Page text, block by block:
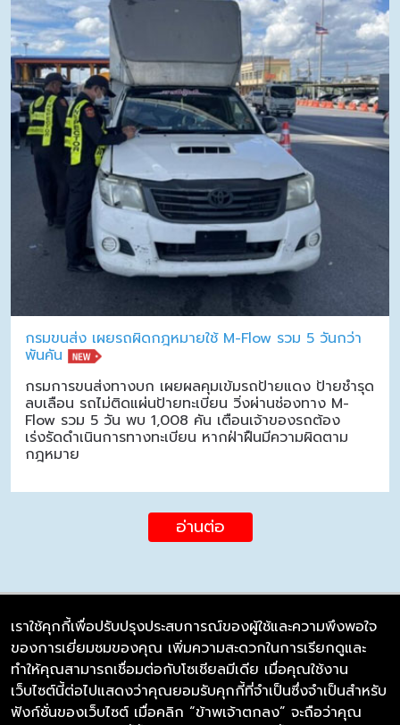
กรมขนส่ง เผยรถผิดกฎหมายใช้ M-Flow รวม 5 วันกว่า
พันคัน
กรมการขนส่งทางบก เผยผลคุมเข้มรถป้ายแดง ป้ายชำรุด
ลบเลือน รถไม่ติดแผ่นป้ายทะเบียน วิ่งผ่านช่องทาง M-
Flow รวม 5 วัน พบ 1,008 คัน เตือนเจ้าของรถต้อง
เร่งรัดดำเนินการทางทะเบียน หากฝ่าฝืนมีความผิดตาม
กฎหมาย
อ่านต่อ
บริษัท ซิมลิงค์ จำกัด
98/226 Bangrakyai-Baanmai Road,
Bangyai, Nonthaburi 11140
เราใช้คุกกี้เพื่อปรับปรุงประสบการณ์ของผู้ใช้และความพึงพอใจ
ของการเยี่ยมชมของคุณ เพิ่มความสะดวกในการเรียกดูและ
ทำให้คุณสามารถเชื่อมต่อกับโซเชียลมีเดีย เมื่อคุณใช้งาน
เว็บไซต์นี้ต่อไปแสดงว่าคุณยอมรับคุกกี้ที่จำเป็นซึ่งจำเป็นสำหรับ
ฟังก์ชั่นของเว็บไซต์ เมื่อคลิก “ข้าพเจ้าตกลง” จะถือว่าคุณ